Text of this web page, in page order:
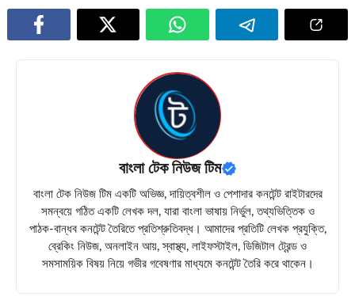
বাংলা টেক নিউজ টিম
বাংলা টেক নিউজ টিম একটি অভিজ্ঞ, দায়িত্বশীল ও পেশাদার কনটেন্ট রাইটারদের
সমন্বয়ে গঠিত একটি লেখক দল, যারা বাংলা ভাষায় নির্ভুল, তথ্যভিত্তিক ও
পাঠক-বান্ধব কনটেন্ট তৈরিতে প্রতিশ্রুতিবদ্ধ। আমাদের প্রতিটি লেখক প্রযুক্তি,
ব্রেকিং নিউজ, অনলাইন আয়, স্বাস্থ্য, লাইফস্টাইল, ডিজিটাল ট্রেন্ড ও
সমসাময়িক বিষয় নিয়ে গভীর গবেষণার মাধ্যমে কনটেন্ট তৈরি করে থাকেন।